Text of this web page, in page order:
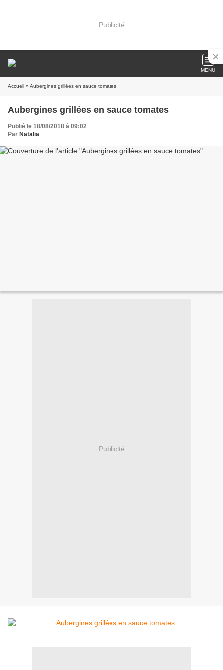
Publicité
MENU
Accueil » Aubergines grillées en sauce tomates
Aubergines grillées en sauce tomates
Publié le 18/08/2018 à 09:02
Par Natalia
Publicité